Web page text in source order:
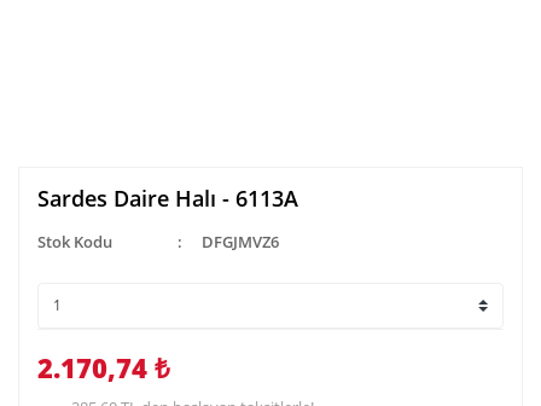
Sardes Daire Halı - 6113A
Stok Kodu DFGJMVZ6
2.170,74 ₺